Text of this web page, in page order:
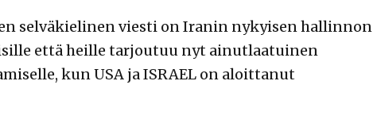
selväkielinen viesti on Iranin nykyisen hallinnon
että heille tarjoutuu nyt ainutlaatuinen
kun USA ja ISRAEL on aloittanut